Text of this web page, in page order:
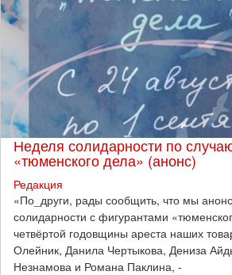
Неделя солидарности по
«тюменского дела» (анонс)
Редакция
​«По_други, рады сообщить, что мы
солидарности с фигурантами
четвёртой годовщины ареста наших
Олейник, Данила Чертыкова, Дениза
Незнамова и Романа Паклина, -